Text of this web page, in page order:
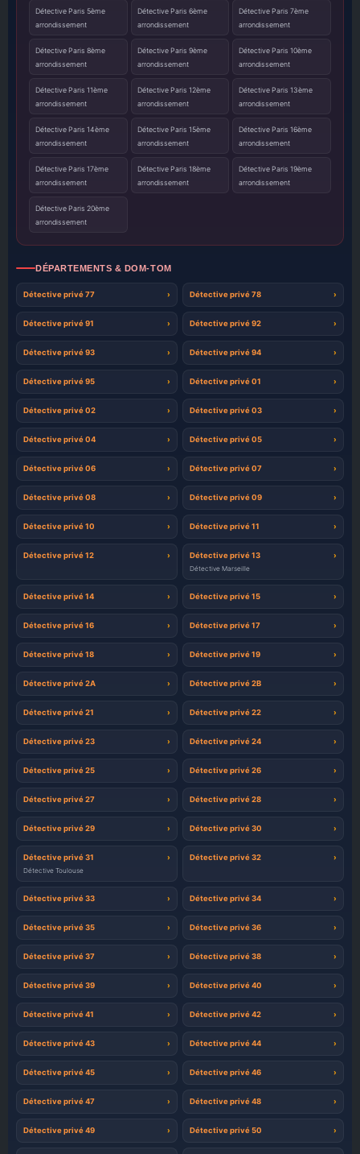
Détective Paris 5ème
arrondissement
Détective Paris 6ème
arrondissement
Détective Paris 7ème
arrondissement
Détective Paris 8ème
arrondissement
Détective Paris 9ème
arrondissement
Détective Paris 10ème
arrondissement
Détective Paris 11ème
arrondissement
Détective Paris 12ème
arrondissement
Détective Paris 13ème
arrondissement
Détective Paris 14ème
arrondissement
Détective Paris 15ème
arrondissement
Détective Paris 16ème
arrondissement
Détective Paris 17ème
arrondissement
Détective Paris 18ème
arrondissement
Détective Paris 19ème
arrondissement
Détective Paris 20ème
arrondissement
DÉPARTEMENTS & DOM-TOM
Détective privé 77 Détective privé 78
Détective privé 91 Détective privé 92
Détective privé 93 Détective privé 94
Détective privé 95 Détective privé 01
Détective privé 02 Détective privé 03
Détective privé 04 Détective privé 05
Détective privé 06 Détective privé 07
Détective privé 08 Détective privé 09
Détective privé 10 Détective privé 11
Détective privé 12 Détective privé 13
Détective Marseille
Détective privé 14 Détective privé 15
Détective privé 16 Détective privé 17
Détective privé 18 Détective privé 19
Détective privé 2A Détective privé 2B
Détective privé 21 Détective privé 22
Détective privé 23 Détective privé 24
Détective privé 25 Détective privé 26
Détective privé 27 Détective privé 28
Détective privé 29 Détective privé 30
Détective privé 31
Détective Toulouse
Détective privé 32
Détective privé 33 Détective privé 34
Détective privé 35 Détective privé 36
Détective privé 37 Détective privé 38
Détective privé 39 Détective privé 40
Détective privé 41 Détective privé 42
Détective privé 43 Détective privé 44
Détective privé 45 Détective privé 46
Détective privé 47 Détective privé 48
Détective privé 49 Détective privé 50